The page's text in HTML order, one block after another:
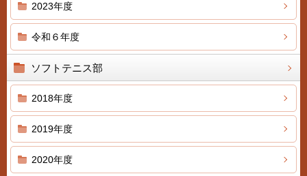
2023年度
令和６年度
ソフトテニス部
2018年度
2019年度
2020年度